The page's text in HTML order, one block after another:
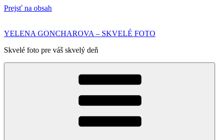
Prejsť na obsah
YELENA GONCHAROVA – SKVELÉ FOTO
Skvelé foto pre váš skvelý deň